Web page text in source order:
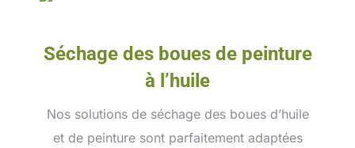
Séchage des boues de peinture
à l’huile
Nos solutions de séchage des boues d’huile
et de peinture sont parfaitement adaptées